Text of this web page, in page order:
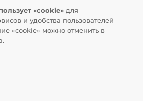
«cookie» для
и удобства пользователей
«cookie» можно отменить в